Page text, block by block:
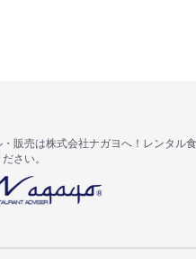
販売は株式会社ナガヨへ！レンタル
さい。